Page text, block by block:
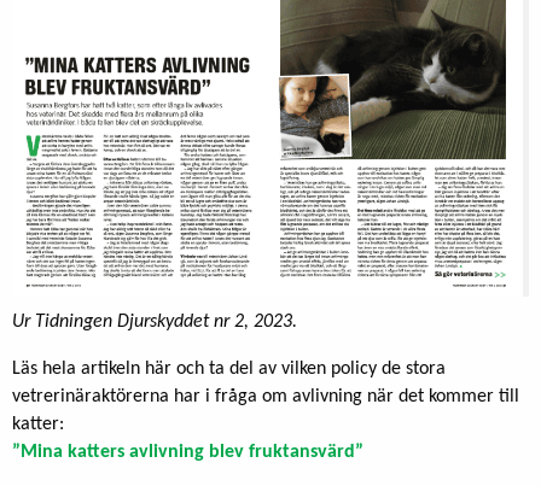
Ur Tidningen Djurskyddet nr 2, 2023.
Läs hela artikeln här och ta del av vilken policy de stora
vetrerinäraktörerna har i fråga om avlivning när det kommer till
katter:
”Mina katters avlivning blev fruktansvärd”